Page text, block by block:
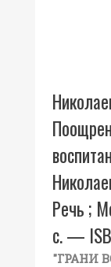
Речь ;
с. —
"ГРАНИ